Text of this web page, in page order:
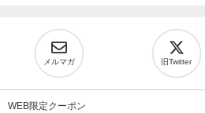
メルマガ 旧Twitter
WEB限定クーポン